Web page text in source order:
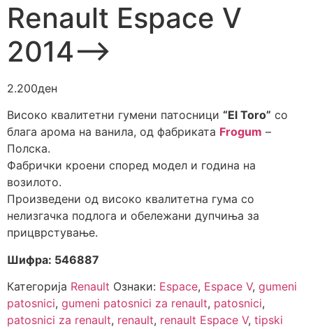
Renault Espace V
2014–>
2.200ден
Високо квалитетни гумени патосници “El Toro” со
блага арома на ванила, од фабриката Frogum –
Полска.
Фабрички кроени според модел и година на
возилото.
Произведени од високо квалитетна гума со
нелизгачка подлога и обележани дупчиња за
прицврстување.
Шифра: 546887
Категорија Renault Ознаки: Espace, Espace V, gumeni
patosnici, gumeni patosnici za renault, patosnici,
patosnici za renault, renault, renault Espace V, tipski